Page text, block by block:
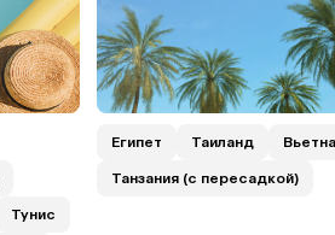
Тунис
Египет Таиланд
Танзания (с пересадкой)